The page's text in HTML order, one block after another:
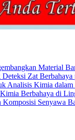
Material
Zat Berbahaya
Analisis Kimia dalam
Berbahaya di
Senyawa